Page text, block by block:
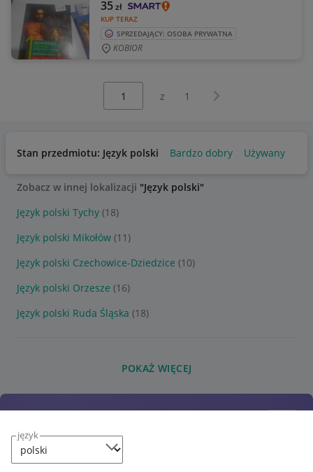
język
KUP TERAZ
35zł
SPRZEDAJĄCY: OSOBA PRYWATNA
KOBIOR
z 1 Następna strona
Stan przedmiotu: Język polski Bardzo dobry Używany
Zobacz w innej lokalizacji "Język polski"
Język polski Tychy (18)
Język polski Mikołów (11)
Język polski Czechowice-Dziedzice (10)
Język polski Orzesze (16)
Język polski Ruda Śląska (18)
POKAŻ WIĘCEJ